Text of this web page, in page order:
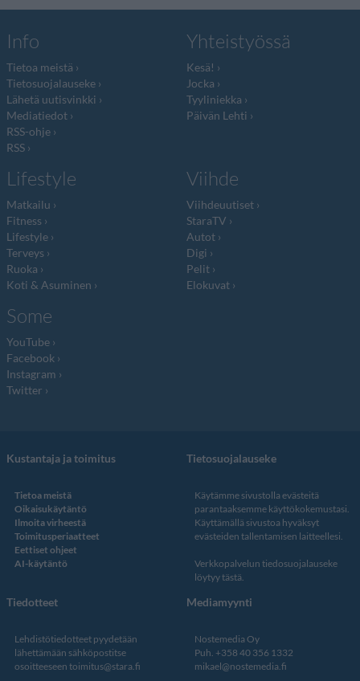
Info
Tietoa meistä
Tietosuojalauseke
Lähetä uutisvinkki
Mediatiedot
RSS-ohje
RSS
Yhteistyössä
Kesä!
Jocka
Tyyliniekka
Päivän Lehti
Lifestyle
Matkailu
Fitness
Lifestyle
Terveys
Ruoka
Koti & Asuminen
Viihde
Viihdeuutiset
StaraTV
Autot
Digi
Pelit
Elokuvat
Some
YouTube
Facebook
Instagram
Twitter
Kustantaja ja toimitus
Tietoa meistä
Oikaisukäytäntö
Ilmoita virheestä
Toimitusperiaatteet
Eettiset ohjeet
AI-käytäntö
Tietosuojalauseke
Käytämme sivustolla evästeitä
parantaaksemme käyttökokemustasi.
Käyttämällä sivustoa hyväksyt
evästeiden tallentamisen laitteellesi.
Verkkopalvelun tiedosuojalauseke
löytyy tästä.
Tiedotteet
Lehdistötiedotteet pyydetään
lähettämään sähköpostitse
osoitteeseen toimitus@stara.fi
Mediamyynti
Nostemedia Oy
Puh. +358 40 356 1332
mikael@nostemedia.fi